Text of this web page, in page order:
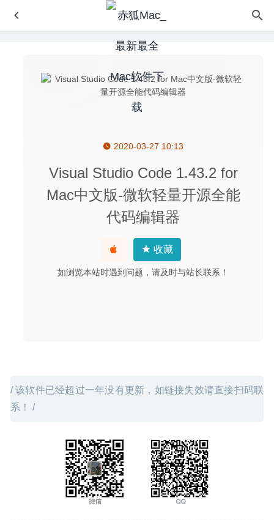
2020-03-27 10:13
Visual Studio Code 1.43.2 for
Mac中文版-微软轻量开源全能
代码编辑器
收藏
如浏览本站时遇到问题，请及时与站长联系！
/ 该软件已经超过一年没有更新，如链接失效请直接扫码联
系！ /
Adobe Premiere Rush 2020 1.5.62 中文版-优秀的短视频
CleanMyMac X 4.6.12 中文版-Mac界系统清理软件大神
2020-09-12
Numi 3.26 中文版-漂亮神奇的计算器应用
File Cabinet Pro 7.7 for Mac- Finder任务栏扩展增强